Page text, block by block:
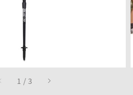
1 /3